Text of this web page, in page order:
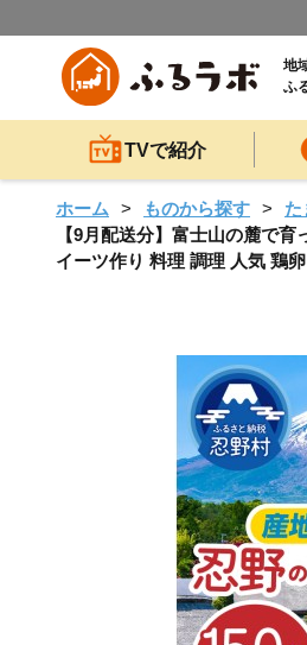
地
ふ
TVで紹介
ホーム ものから探す た
【9月配送分】富士山の麓で
イーツ作り 料理 調理 人気 鶏